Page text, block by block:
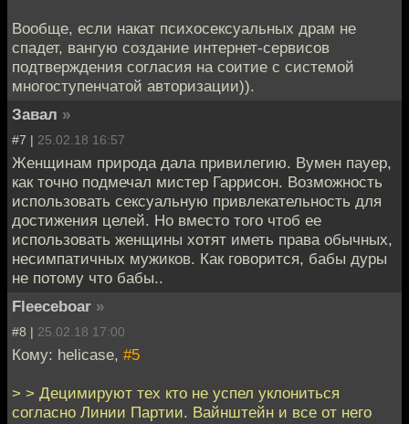
Вообще, если накат психосексуальных драм не
спадет, вангую создание интернет-сервисов
подтверждения согласия на соитие с системой
многоступенчатой авторизации)).
Завал »
#7 | 25.02.18 16:57
Женщинам природа дала привилегию. Вумен пауер,
как точно подмечал мистер Гаррисон. Возможность
использовать сексуальную привлекательность для
достижения целей. Но вместо того чтоб ее
использовать женщины хотят иметь права обычных,
несимпатичных мужиков. Как говорится, бабы дуры
не потому что бабы..
Fleeceboar »
#8 | 25.02.18 17:00
Кому: helicase, #5
> > Децимируют тех кто не успел уклониться
согласно Линии Партии. Вайнштейн и все от него